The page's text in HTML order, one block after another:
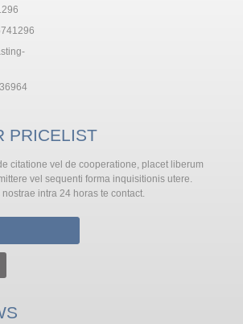
PRICELIST
citatione vel de cooperatione, placet liberum
vel sequenti forma inquisitionis utere.
intra 24 horas te contact.